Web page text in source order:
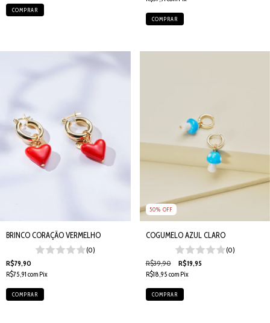
BRINCO CORAÇÃO VERMELHO
(0)
R$79,90
R$75,91 com Pix
50% OFF
COGUMELO AZUL CLARO
(0)
R$39,90
R$19,95
R$18,95 com Pix